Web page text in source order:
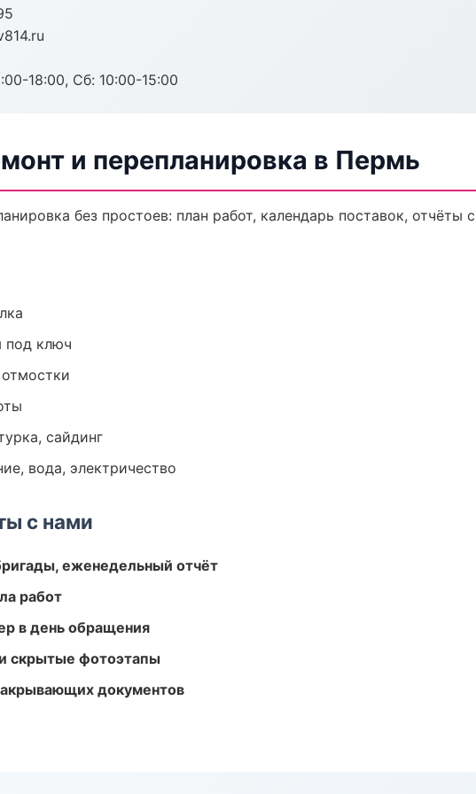
18:00, Сб: 10:00-15:00
и перепланировка в Пермь
без простоев: план работ, календарь поставок, отчёты
под ключ
сайдинг
вода, электричество
с нами
еженедельный отчёт
работ
в день обращения
скрытые фотоэтапы
документов